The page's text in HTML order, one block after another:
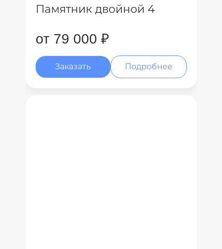
Памятник двойной 4
от 79 000 ₽
Заказать Подробнее